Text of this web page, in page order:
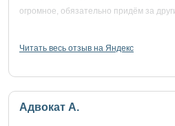
огромное, обязательно придём за
Читать весь отзыв на Яндекс
Адвокат А.